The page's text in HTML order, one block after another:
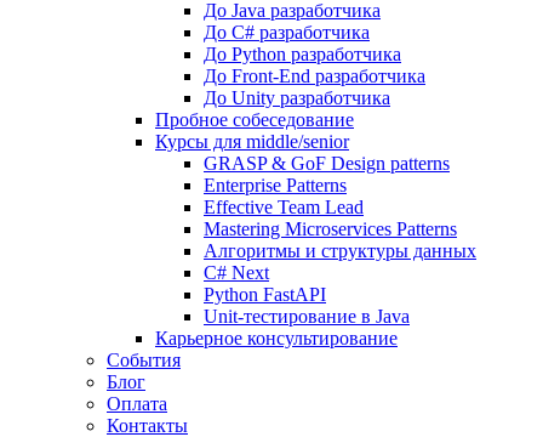
До Java разработчика
До C# разработчика
До Python разработчика
До Front-End разработчика
До Unity разработчика
Пробное собеседование
Курсы для middle/senior
GRASP & GoF Design patterns
Enterprise Patterns
Effective Team Lead
Mastering Microservices Patterns
Алгоритмы и структуры данных
C# Next
Python FastAPI
Unit-тестирование в Java
Карьерное консультирование
События
Блог
Оплата
Контакты